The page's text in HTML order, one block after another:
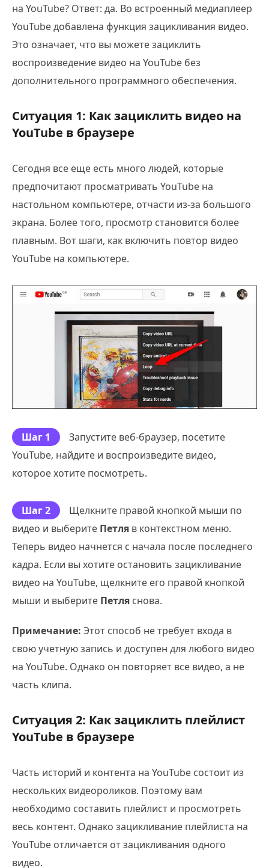
на YouTube? Ответ: да. Во встроенный медиаплеер
YouTube добавлена функция зацикливания видео.
Это означает, что вы можете зациклить
воспроизведение видео на YouTube без
дополнительного программного обеспечения.
Ситуация 1: Как зациклить видео на
YouTube в браузере
Сегодня все еще есть много людей, которые
предпочитают просматривать YouTube на
настольном компьютере, отчасти из-за большого
экрана. Более того, просмотр становится более
плавным. Вот шаги, как включить повтор видео
YouTube на компьютере.
Шаг 1
Запустите веб-браузер, посетите
YouTube, найдите и воспроизведите видео,
которое хотите посмотреть.
Шаг 2
Щелкните правой кнопкой мыши по
видео и выберите Петля в контекстном меню.
Теперь видео начнется с начала после последнего
кадра. Если вы хотите остановить зацикливание
видео на YouTube, щелкните его правой кнопкой
мыши и выберите Петля снова.
Примечание: Этот способ не требует входа в
свою учетную запись и доступен для любого видео
на YouTube. Однако он повторяет все видео, а не
часть клипа.
Ситуация 2: Как зациклить плейлист
YouTube в браузере
Часть историй и контента на YouTube состоит из
нескольких видеороликов. Поэтому вам
необходимо составить плейлист и просмотреть
весь контент. Однако зацикливание плейлиста на
YouTube отличается от зацикливания одного
видео.